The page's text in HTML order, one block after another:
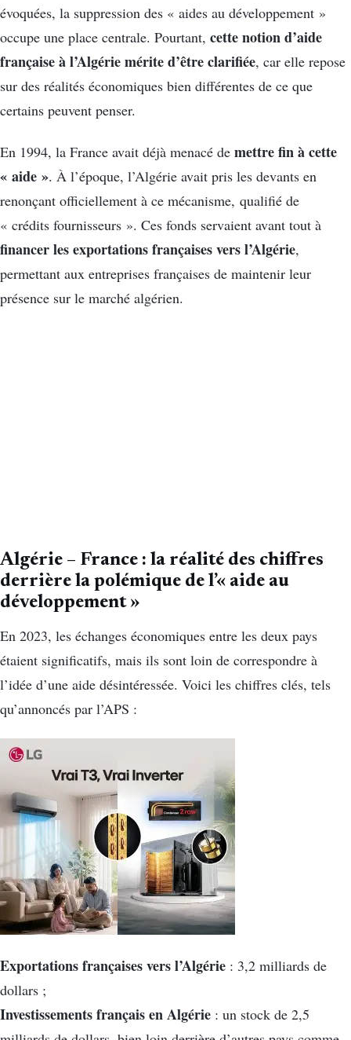
évoquées, la suppression des « aides au développement »
occupe une place centrale. Pourtant, cette notion d’aide
française à l’Algérie mérite d’être clarifiée, car elle repose
sur des réalités économiques bien différentes de ce que
certains peuvent penser.
En 1994, la France avait déjà menacé de mettre fin à cette
« aide ». À l’époque, l’Algérie avait pris les devants en
renonçant officiellement à ce mécanisme, qualifié de
« crédits fournisseurs ». Ces fonds servaient avant tout à
financer les exportations françaises vers l’Algérie,
permettant aux entreprises françaises de maintenir leur
présence sur le marché algérien.
Algérie – France : la réalité des chiffres
derrière la polémique de l’« aide au
développement »
En 2023, les échanges économiques entre les deux pays
étaient significatifs, mais ils sont loin de correspondre à
l’idée d’une aide désintéressée. Voici les chiffres clés, tels
qu’annoncés par l’APS :
Exportations françaises vers l’Algérie : 3,2 milliards de
dollars ;
Investissements français en Algérie : un stock de 2,5